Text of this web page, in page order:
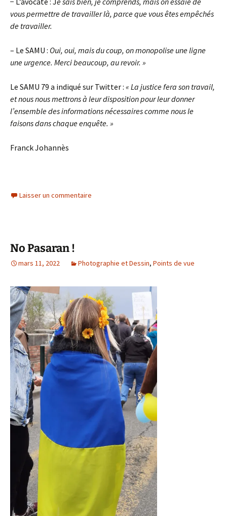
vous permettre de travailler là, parce que vous êtes empêchés
de travailler.
– Le SAMU : Oui, oui, mais du coup, on monopolise une ligne
une urgence. Merci beaucoup, au revoir. »
Le SAMU 79 a indiqué sur Twitter : « La justice fera son travail,
et nous nous mettrons à leur disposition pour leur donner
l’ensemble des informations nécessaires comme nous le
faisons dans chaque enquête. »
Franck Johannès
Laisser un commentaire
No Pasaran !
mars 11, 2022 Photographie et Dessin, Points de vue